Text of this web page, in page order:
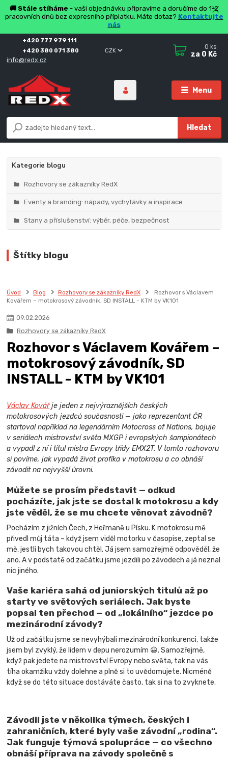
🚚 Stále stíháme - vaši objednávku připravíme a doručíme do 1-2
pracovních dnů bez expresního příplatku. Máte dotaz? Kontaktujte
nás
Menu
CZK
Hledat
+420 777 979 111
+420 380 071 380
info@redx.cz
0 ks
za 0 Kč
Kategorie blogu
Rozhovory se zákazníky RedX
Eventy a branding: nápady, vychytávky a inspirace
Stany a příslušenství: výběr, péče, bezpečnost
Štítky blogu
Úvod Blog Rozhovory se zákazníky RedX
Rozhovor s Václavem
Kovářem – motokrosový závodník, SD INSTALL - KTM by VK101
09. 02 2026
Rozhovory se zákazníky RedX
Rozhovor s Václavem Kovářem –
motokrosový závodník, SD
INSTALL - KTM by VK101
Václav Kovářje jeden z nejvýraznějších českých
motokrosových jezdců současnosti — jako reprezentant ČR
startoval například na legendárním Motocross of Nations, bojuje
v seriálech mistrovství světa MXGP i evropských šampionátech
a vypadl z ní i titul mistra Evropy třídy EMX2T. V tomto rozhovoru
si povíme, jak vypadá život profíka v motokrosu a co obnáší
závodit na nejvyšší úrovni.
Můžete se prosím představit — odkud
pocházíte, jak jste se dostal k motokrosu a kdy
jste věděl, že se mu chcete věnovat závodně?
Pocházím z jižních Čech, z Heřmaně u Písku. K motokrosu mě
přivedl můj táta – když jsem viděl motorku v časopise, zeptal se
mě, jestli bych takovou chtěl. Já jsem samozřejmě odpověděl, že
ano. A v podstatě od začátku jsme jezdili po závodech a já neznal
nic jiného.
Vaše kariéra sahá od juniorských titulů až po
starty ve světových seriálech. Jak byste
popsal ten přechod — od „lokálního“ jezdce po
mezinárodní závody?
Už od začátku jsme se nevyhýbali mezinárodní konkurenci, takže
jsem byl zvyklý, že lidem v depu nerozumím 😀. Samozřejmě,
když pak jedete na mistrovství Evropy nebo světa, tak na vás
tíha okamžiku vždy dolehne a plně si to uvědomujete. Nicméně
když se do této situace dostáváte často, tak si na to zvyknete.
Závodil jste v několika týmech, českých i
zahraničních, které byly vaše závodní „rodina“.
Jak funguje týmová spolupráce — co všechno
obnáší příprava na závody společně s